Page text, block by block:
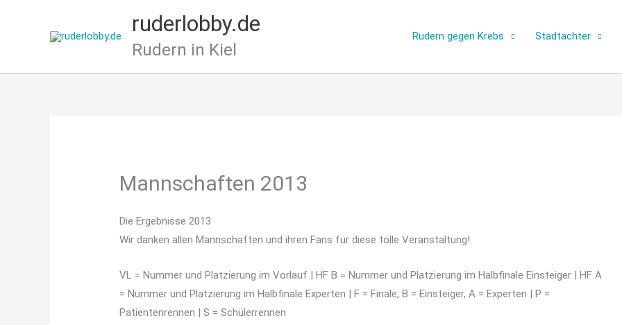
ruderlobby.de
Rudern in Kiel
Rudern gegen Krebs Stadtachter
Mannschaften 2013
Die Ergebnisse 2013
Wir danken allen Mannschaften und ihren Fans für diese tolle Veranstaltung!
VL = Nummer und Platzierung im Vorlauf | HF B = Nummer und Platzierung im Halbfinale Einsteiger | HF A
= Nummer und Platzierung im Halbfinale Experten | F = Finale, B = Einsteiger, A = Experten | P =
Patientenrennen | S = Schülerrennen